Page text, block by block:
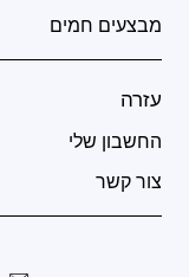
מבצעים חמים
עזרה
החשבון שלי
צור קשר